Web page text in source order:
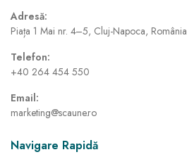
Adresă:
Piața 1 Mai nr. 4–5, Cluj-Napoca, România
Telefon:
+40 264 454 550
Email:
marketing@scaune.ro
Navigare Rapidă